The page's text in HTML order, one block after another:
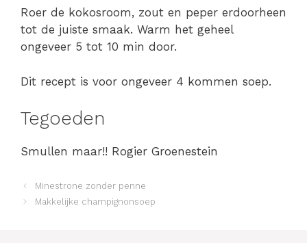
Roer de kokosroom, zout en peper erdoorheen
tot de juiste smaak. Warm het geheel
ongeveer 5 tot 10 min door.
Dit recept is voor ongeveer 4 kommen soep.
Tegoeden
Smullen maar!! Rogier Groenestein
Minestrone zonder penne
Makkelijke champignonsoep